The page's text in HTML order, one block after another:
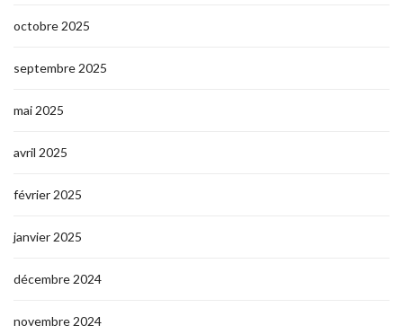
octobre 2025
septembre 2025
mai 2025
avril 2025
février 2025
janvier 2025
décembre 2024
novembre 2024